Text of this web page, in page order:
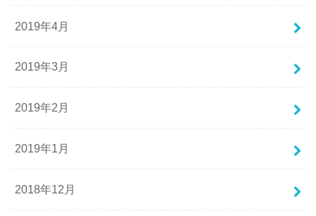
2019年4月
2019年3月
2019年2月
2019年1月
2018年12月